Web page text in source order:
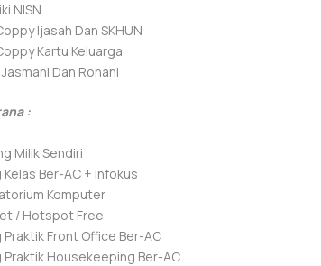
NISN
Ijasah Dan SKHUN
Kartu Keluarga
Dan Rohani
:
Milik Sendiri
Kelas Ber-AC + Infokus
Komputer
/ Hotspot Free
Praktik Front Office Ber-AC
Praktik Housekeeping Ber-AC